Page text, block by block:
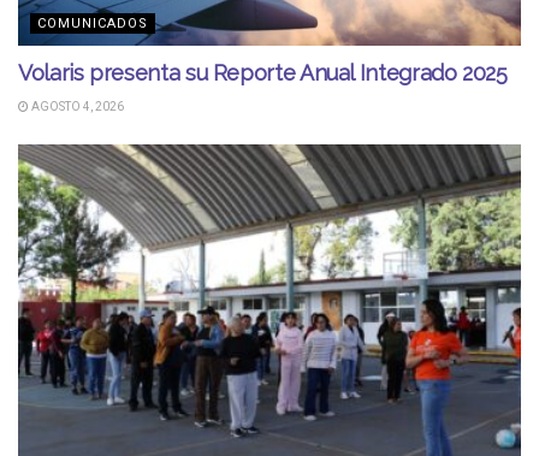
COMUNICADOS
Volaris presenta su Reporte Anual Integrado 2025
AGOSTO 4, 2026